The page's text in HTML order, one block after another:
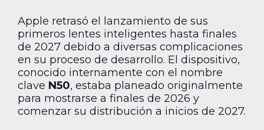
Apple retrasó el lanzamiento de sus
primeros lentes inteligentes hasta finales
de 2027 debido a diversas complicaciones
en su proceso de desarrollo. El dispositivo,
conocido internamente con el nombre
clave N50, estaba planeado originalmente
para mostrarse a finales de 2026 y
comenzar su distribución a inicios de 2027.